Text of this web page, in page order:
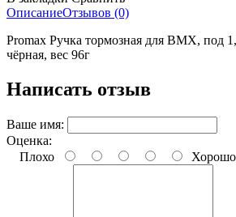
ОписаниеОтзывов (0)
Promax Ручка тормозная для BMX, под
чёрная, вес 96г
Написать отзыв
Ваше имя:
Оценка:
Плохо
Хорошо